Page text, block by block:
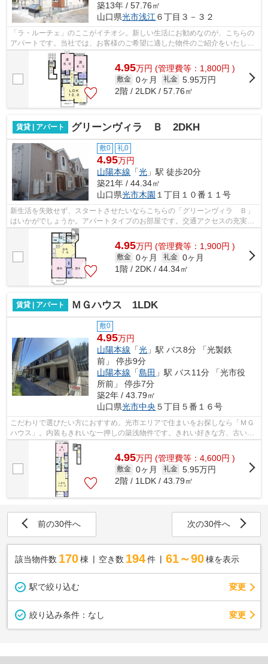
築13年 / 57.76㎡
山口県光市浅江６丁目３－３２
「ラ・ルーチェ」のここがイチオシ。新しい生活にお勧めなのが、こちらの
アパートです。当社では、お客様のご希望に適した物件のご紹介をいたしま
す。又、地域に特化しているため、確...
4.95万円 (管理費等：1,800円 )
敷金 0ヶ月 礼金 5.95万円
2階 / 2LDK / 57.76㎡
賃貸 | アパート グリーンヴィラ Ｂ 2DKH
敷0 礼0
4.95万円
山陽本線 「光 」駅 徒歩20分
築21年 / 44.34㎡
山口県光市木園 １丁目１０番１１号
新生活を失敗せず、スタートさせたいならこちらの「グリーンヴィラ Ｂ」
はいかがでしょうか。アパートタイプのお部屋です。交通アクセスの充実し
た住まいをお求めなら、光周辺でお部...
4.95万円 (管理費等：1,900円 )
敷金 0ヶ月 礼金 0ヶ月
1階 / 2DK / 44.34㎡
賃貸 | アパート ＭＧハウス 1LDK
敷0
4.95万円
山陽本線 「光 」駅 バス8分 「光製鉄
前」 停歩9分
山陽本線 「島田 」駅 バス11分 「光市役
所前」 停歩7分
築2年 / 43.79㎡
山口県光市中央 ５丁目５番１６号
こだわりで選びたい方におすすめ。光市エリアで住まいをお探しなら「ＭＧ
ハウス」。内装もきれいな一押しの築浅物件です。きれい好きな方、古い物
件は苦手という方に。住みやすさが満...
4.95万円 (管理費等：4,600円 )
敷金 0ヶ月 礼金 5.95万円
2階 / 1LDK / 43.79㎡
前の30件へ 次の30件へ
該当物件数 170棟 空き数 194 件 61～90 棟を表示
駅で絞り込む 変更
絞り込み条件： なし 変更